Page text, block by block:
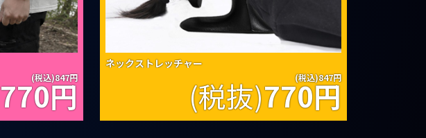
(税込)847円
770円
ネックストレッチャー
(税込)847円
(税抜)770円